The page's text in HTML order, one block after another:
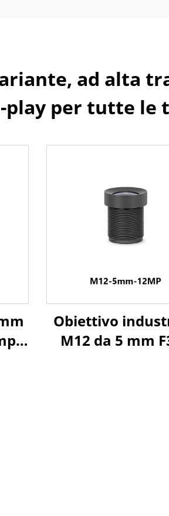
ad alta
per tutte le
Obiettivo
M12 da 5 mm